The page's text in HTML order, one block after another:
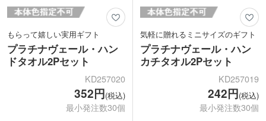
もらって嬉しい実用ギフト
プラチナヴェール・ハン
ドタオル2Pセット
KD257020
352円(税込)
最小発注数30個
気軽に贈れるミニサイズのギフト
プラチナヴェール・ハン
カチタオル2Pセット
KD257019
242円(税込)
最小発注数30個